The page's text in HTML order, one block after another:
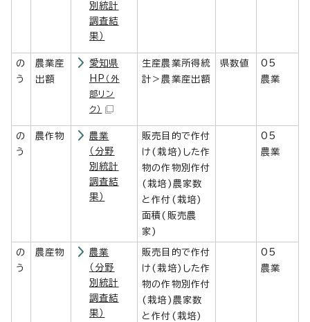
別統計
調査結
果）
の
う
農業産
出額
愛知県
HP （外
部リン
ク）
生産農業所得統
計＞農業産出額
県数値
05
農業
の
う
農作物
農業
（分野
別統計
調査結
果）
販売目的で作付
け(栽培)した作
物の作物別作付
(栽培)農家数
と作付(栽培)
面積(販売農
家)
05
農業
の
う
農産物
農業
（分野
別統計
調査結
果）
販売目的で作付
け(栽培)した作
物の作物別作付
(栽培)農家数
と作付(栽培)
05
農業